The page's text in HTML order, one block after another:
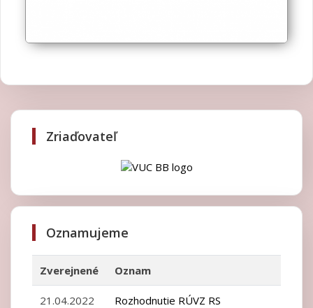
Zriaďovateľ
Oznamujeme
Zverejnené Oznam
21.04.2022 Rozhodnutie RÚVZ RS